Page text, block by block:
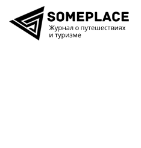
Перейти к